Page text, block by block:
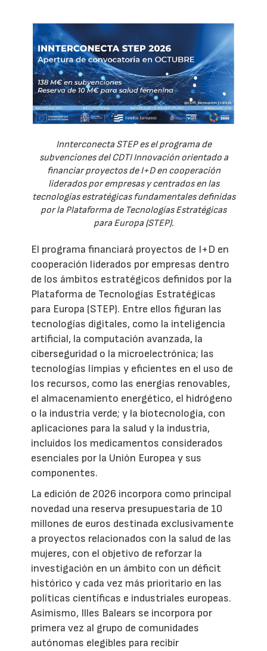
Innterconecta STEP es el programa de
subvenciones del CDTI Innovación orientado a
financiar proyectos de I+D en cooperación
liderados por empresas y centrados en las
tecnologías estratégicas fundamentales definidas
por la Plataforma de Tecnologías Estratégicas
para Europa (STEP).
El programa financiará proyectos de I+D en
cooperación liderados por empresas dentro
de los ámbitos estratégicos definidos por la
Plataforma de Tecnologías Estratégicas
para Europa (STEP). Entre ellos figuran las
tecnologías digitales, como la inteligencia
artificial, la computación avanzada, la
ciberseguridad o la microelectrónica; las
tecnologías limpias y eficientes en el uso de
los recursos, como las energías renovables,
el almacenamiento energético, el hidrógeno
o la industria verde; y la biotecnología, con
aplicaciones para la salud y la industria,
incluidos los medicamentos considerados
esenciales por la Unión Europea y sus
componentes.
La edición de 2026 incorpora como principal
novedad una reserva presupuestaria de 10
millones de euros destinada exclusivamente
a proyectos relacionados con la salud de las
mujeres, con el objetivo de reforzar la
investigación en un ámbito con un déficit
histórico y cada vez más prioritario en las
políticas científicas e industriales europeas.
Asimismo, Illes Balears se incorpora por
primera vez al grupo de comunidades
autónomas elegibles para recibir